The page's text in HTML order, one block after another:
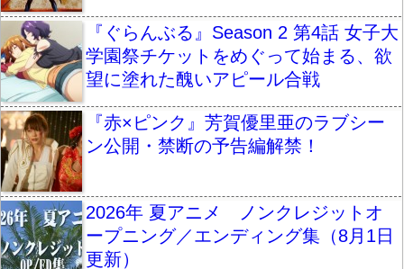
『ぐらんぶる』Season 2 第4話 女子大
学園祭チケットをめぐって始まる、欲
望に塗れた醜いアピール合戦
『赤×ピンク』芳賀優里亜のラブシー
ン公開・禁断の予告編解禁！
2026年 夏アニメ ノンクレジットオ
ープニング／エンディング集（8月1日
更新）